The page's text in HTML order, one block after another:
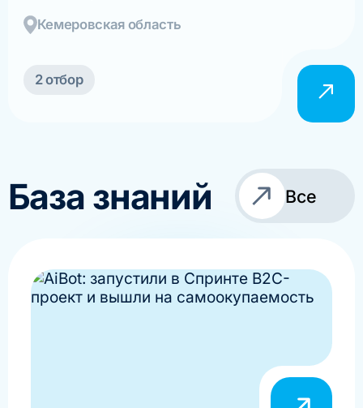
Кемеровская область
2 отбор
База знаний Все